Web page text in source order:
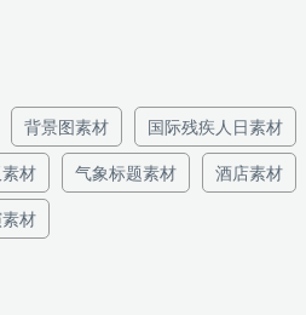
背景图素材 国际残疾人日素材
材 气象标题素材 酒店素材
材